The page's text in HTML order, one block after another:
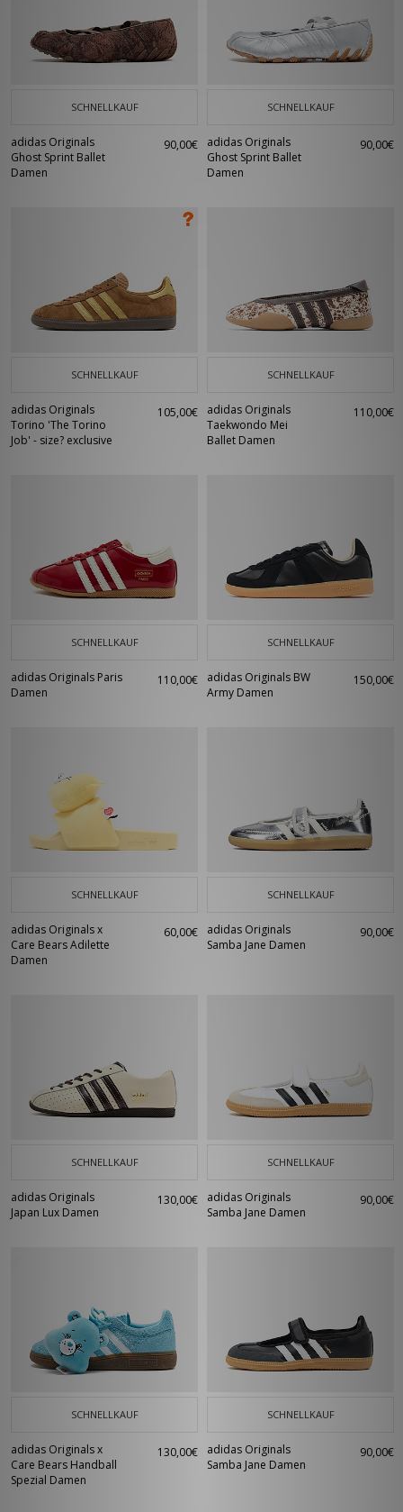
SCHNELLKAUF
adidas Originals
Ghost Sprint Ballet
Damen
90,00€
SCHNELLKAUF
adidas Originals
Ghost Sprint Ballet
Damen
90,00€
SCHNELLKAUF
adidas Originals
Torino 'The Torino
Job' - size? exclusive
105,00€
SCHNELLKAUF
adidas Originals
Taekwondo Mei
Ballet Damen
110,00€
SCHNELLKAUF
adidas Originals Paris
Damen
110,00€
SCHNELLKAUF
adidas Originals BW
Army Damen
150,00€
SCHNELLKAUF
adidas Originals x
Care Bears Adilette
Damen
60,00€
SCHNELLKAUF
adidas Originals
Samba Jane Damen
90,00€
SCHNELLKAUF
adidas Originals
Japan Lux Damen
130,00€
SCHNELLKAUF
adidas Originals
Samba Jane Damen
90,00€
SCHNELLKAUF
adidas Originals x
Care Bears Handball
Spezial Damen
130,00€
SCHNELLKAUF
adidas Originals
Samba Jane Damen
90,00€